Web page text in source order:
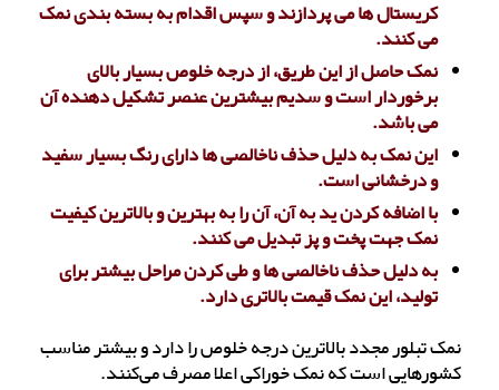
کریستال ها می پردازند و سپس اقدام به بسته بندی نمک
می کنند.
نمک حاصل از این طریق، از درجه خلوص بسیار بالای
برخوردار است و سدیم بیشترین عنصر تشکیل دهنده آن
می باشد.
این نمک به دلیل حذف ناخالصی ها دارای رنگ بسیار سفید
و درخشانی است.
با اضافه کردن ید به آن، آن را به بهترین و بالاترین کیفیت
نمک جهت پخت و پز تبدیل می کنند.
به دلیل حذف ناخالصی ها و طی کردن مراحل بیشتر برای
تولید، این نمک قیمت بالاتری دارد.
نمک تبلور مجدد بالاترین درجه خلوص را دارد و بیشتر مناسب
کشورهایی است که نمک خوراکی اعلا مصرف می‌کنند.